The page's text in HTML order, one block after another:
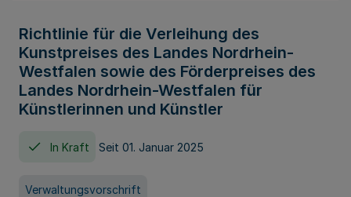
Richtlinie für die Verleihung des
Kunstpreises des Landes Nordrhein-
Westfalen sowie des Förderpreises des
Landes Nordrhein-Westfalen für
Künstlerinnen und Künstler
In Kraft Seit 01. Januar 2025
Verwaltungsvorschrift